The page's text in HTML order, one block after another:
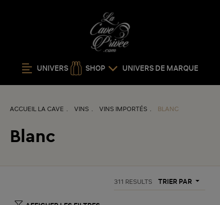
UNIVERS SHOP UNIVERS DE MARQUE
ACCUEIL LA CAVE VINS VINS IMPORTÉS BLANC
Blanc
311 RESULTS TRIER PAR